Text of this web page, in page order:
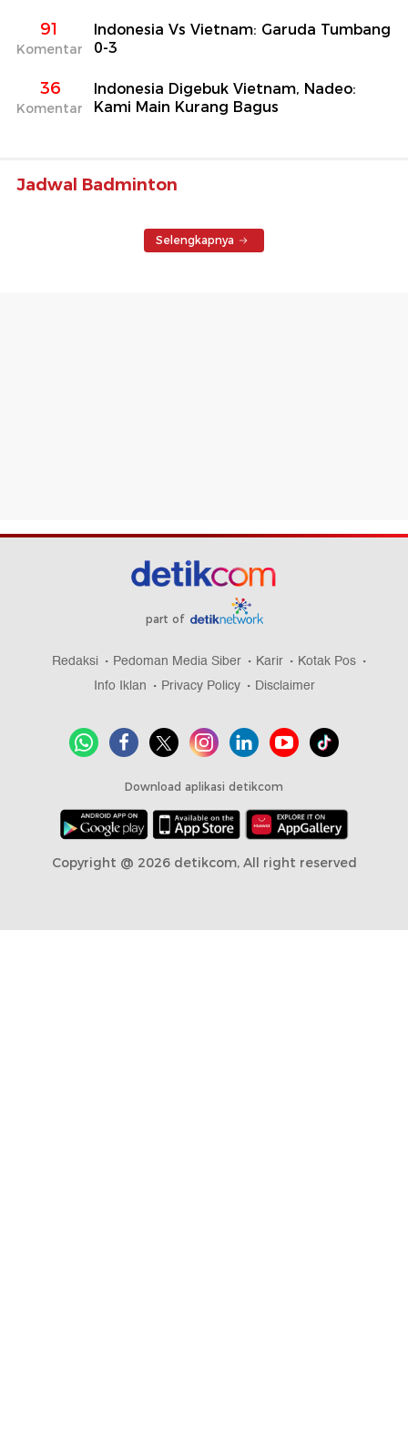
91
Komentar
Indonesia Vs Vietnam: Garuda Tumbang
0-3
36
Komentar
Indonesia Digebuk Vietnam, Nadeo:
Kami Main Kurang Bagus
Jadwal Badminton
Selengkapnya
part of
Redaksi Pedoman Media Siber Karir
Kotak Pos
Info Iklan
Privacy Policy Disclaimer
Download aplikasi detikcom
Copyright @ 2026 detikcom, All right reserved